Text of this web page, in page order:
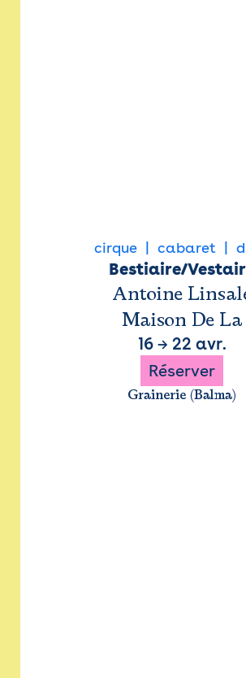
cirque cabaret
Bestiaire/
Antoine
Maison De La
16→ 22 avr.
Réserver
Grainerie (Balma)